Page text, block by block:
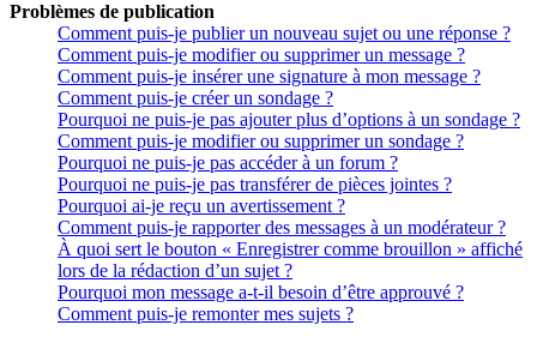
Problèmes de publication
Comment puis-je publier un nouveau sujet ou une réponse ?
Comment puis-je modifier ou supprimer un message ?
Comment puis-je insérer une signature à mon message ?
Comment puis-je créer un sondage ?
Pourquoi ne puis-je pas ajouter plus d’options à un sondage ?
Comment puis-je modifier ou supprimer un sondage ?
Pourquoi ne puis-je pas accéder à un forum ?
Pourquoi ne puis-je pas transférer de pièces jointes ?
Pourquoi ai-je reçu un avertissement ?
Comment puis-je rapporter des messages à un modérateur ?
À quoi sert le bouton « Enregistrer comme brouillon » affiché
lors de la rédaction d’un sujet ?
Pourquoi mon message a-t-il besoin d’être approuvé ?
Comment puis-je remonter mes sujets ?